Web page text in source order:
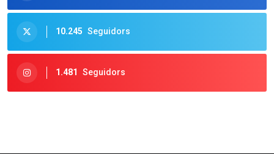
10.245 Seguidors
1.481 Seguidors